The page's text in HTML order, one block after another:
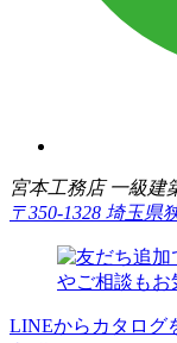
宮本工務店 一級建
〒350-1328 埼玉県
LINEからカタログ